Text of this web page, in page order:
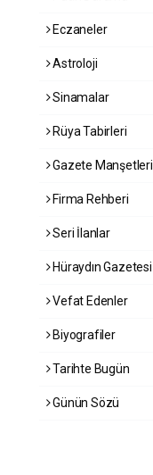
Eczaneler
Astroloji
Sinamalar
Rüya Tabirleri
Gazete Manşetleri
Firma Rehberi
Seri İlanlar
Hüraydın Gazetesi
Vefat Edenler
Biyografiler
Tarihte Bugün
Günün Sözü